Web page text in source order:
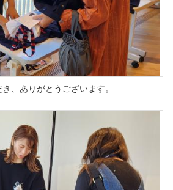
、ありがとうございます。